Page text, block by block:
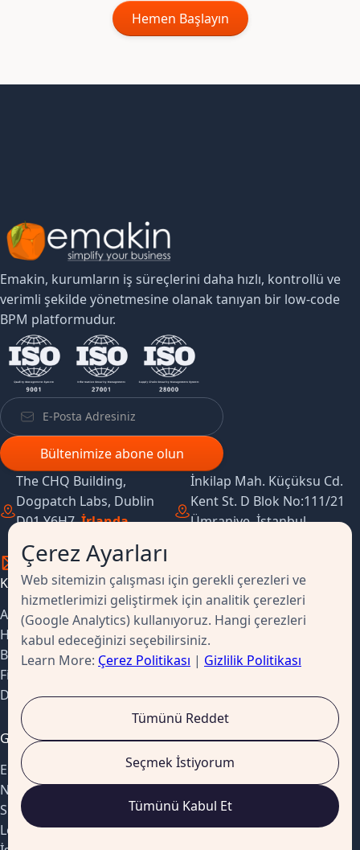
Hemen Başlayın
Çerez Ayarları
Web sitemizin çalışması için gerekli çerezleri ve
hizmetlerimizi geliştirmek için analitik çerezleri
(Google Analytics) kullanıyoruz. Hangi çerezleri
kabul edeceğinizi seçebilirsiniz.
Learn More: Çerez Politikası | Gizlilik Politikası
Tümünü Reddet
Seçmek İstiyorum
Tümünü Kabul Et
Emakin, kurumların iş süreçlerini daha hızlı, kontrollü ve
verimli şekilde yönetmesine olanak tanıyan bir low-code
BPM platformudur.
The CHQ Building,
Dogpatch Labs, Dublin
D01 Y6H7,İrlanda
Cumhuriyeti
İnkilap Mah. Küçüksu Cd.
Kent St. D Blok No:111/21
Ümraniye, İstanbul,
Kısayollar
Anasayfa
Hakkımızda
Bize Ulaşın
Fiyatlandırma
Demo Talebi
Kaynaklar
Başarı Hikayeleri
Müşteri Memnuniyet
Anketi
Gizlilik Politikası
Genel Bakış
Emakin Nedir?
Neden Emakin?
Sürümleri Karşılaştır
Low-Code'un Avantajları